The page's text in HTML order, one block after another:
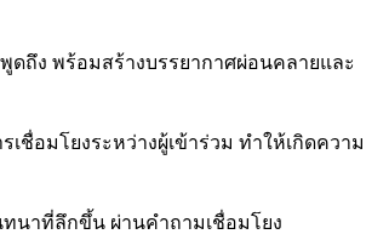
ดถึง พร้อมสร้างบรรยากาศผ่อนคลายและ
ชื่อมโยงระหว่างผู้เข้าร่วม ทำให้เกิดความ
ทนาที่ลึกขึ้น ผ่านคำถามเชื่อมโยง